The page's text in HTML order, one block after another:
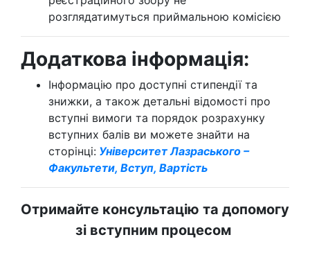
розглядатимуться приймальною комісією
Додаткова інформація:
Інформацію про доступні стипендії та
знижки, а також детальні відомості про
вступні вимоги та порядок розрахунку
вступних балів ви можете знайти на
сторінці: Університет Лазраського –
Факультети, Вступ, Вартість
Отримайте консультацію та допомогу
зі вступним процесом